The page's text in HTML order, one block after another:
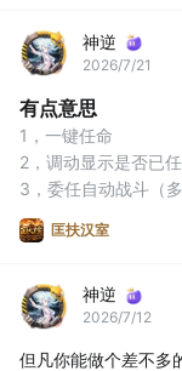
神逆
2026/7/21
有点意思
1，一键任命
2，调动显示是否已
3，委任自动战斗（多
4，城池委任
5，一键赏赐
7，不能三妻四妾
8，地图过于简略
9，后方城池没有委
匡扶汉室
神逆
2026/7/12
但凡你能做个差不多